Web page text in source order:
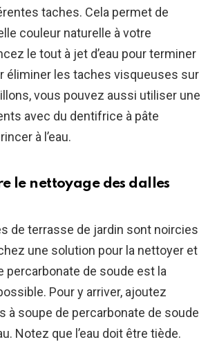
taches. Cela permet de
couleur naturelle à votre
le tout à jet d’eau pour terminer
éliminer les taches visqueuses sur
vous pouvez aussi utiliser une
avec du dentifrice à pâte
à l’eau.
le nettoyage des dalles
de terrasse de jardin sont noircies
une solution pour la nettoyer et
percarbonate de soude est la
Pour y arriver, ajoutez
à soupe de percarbonate de soude
Notez que l’eau doit être tiède.